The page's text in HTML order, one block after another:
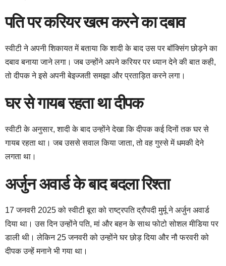
पति पर करियर खत्म करने का दबाव
स्वीटी ने अपनी शिकायत में बताया कि शादी के बाद उस पर बॉक्सिंग छोड़ने का
दबाव बनाया जाने लगा। जब उन्होंने अपने करियर पर ध्यान देने की बात कही,
तो दीपक ने इसे अपनी बेइज्जती समझा और प्रताड़ित करने लगा।
घर से गायब रहता था दीपक
स्वीटी के अनुसार, शादी के बाद उन्होंने देखा कि दीपक कई दिनों तक घर से
गायब रहता था। जब उससे सवाल किया जाता, तो वह गुस्से में धमकी देने
लगता था।
अर्जुन अवार्ड के बाद बदला रिश्ता
17 जनवरी 2025 को स्वीटी बूरा को राष्ट्रपति द्रौपदी मुर्मू ने अर्जुन अवार्ड
दिया था। उस दिन उन्होंने पति, मां और बहन के साथ फोटो सोशल मीडिया पर
डाली थी। लेकिन 25 जनवरी को उन्होंने घर छोड़ दिया और नौ फरवरी को
दीपक उन्हें मनाने भी गया था।